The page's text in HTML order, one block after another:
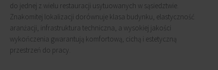
do jednej z wielu restauracji usytuowanych w sąsiedztwie.
Znakomitej lokalizacji dorównuje klasa budynku, elastyczność
aranżacji, infrastruktura techniczna, a wysokiej jakości
wykończenia gwarantują komfortową, cichą i estetyczną
przestrzeń do pracy.